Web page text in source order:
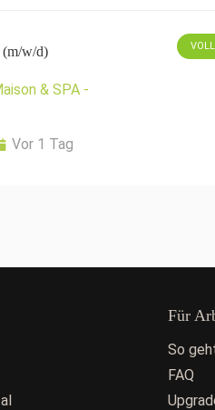
(m/w/d)
& SPA -
Vor 1 Tag
Für
So
FAQ